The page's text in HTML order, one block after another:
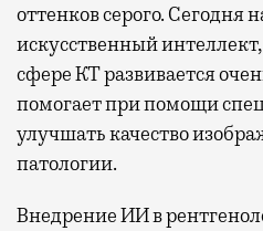
оттенков серого. Сегодня
искусственный
сфере КТ развивается
помогает при помощи
улучшать качество
патологии.
Внедрение ИИ в